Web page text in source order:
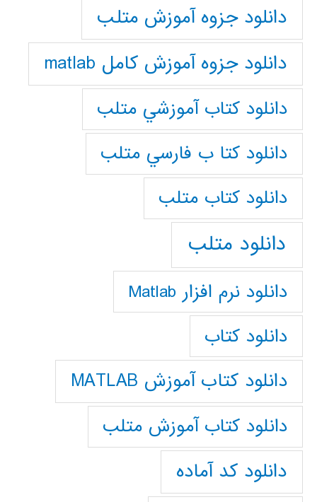
دانلود جزوه آموزش متلب
دانلود جزوه آموزش کامل matlab
دانلود كتاب آموزشي متلب
دانلود كتا ب فارسي متلب
دانلود كتاب متلب
دانلود متلب
دانلود نرم افزار Matlab
دانلود کتاب
دانلود کتاب آموزش MATLAB
دانلود کتاب آموزش متلب
دانلود کد آماده